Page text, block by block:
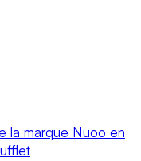
la marque Nuoo en